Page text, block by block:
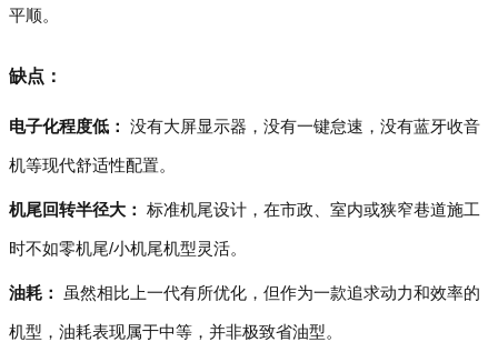
平顺。
缺点：
电子化程度低： 没有大屏显示器，没有一键怠速，没有蓝牙收音
机等现代舒适性配置。
机尾回转半径大： 标准机尾设计，在市政、室内或狭窄巷道施工
时不如零机尾/小机尾机型灵活。
油耗： 虽然相比上一代有所优化，但作为一款追求动力和效率的
机型，油耗表现属于中等，并非极致省油型。